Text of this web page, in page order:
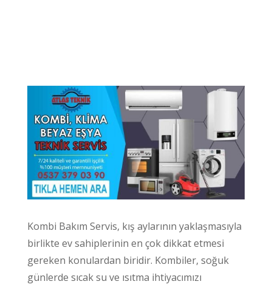
Kombi Bakım Servis, kış aylarının yaklaşmasıyla
birlikte ev sahiplerinin en çok dikkat etmesi
gereken konulardan biridir. Kombiler, soğuk
günlerde sıcak su ve ısıtma ihtiyacımızı